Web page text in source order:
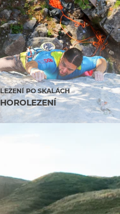
LEZENÍ PO SKALÁCH
HOROLEZENÍ